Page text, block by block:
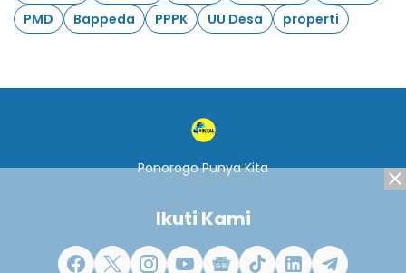
PMD
Bappeda PPPK UU Desa properti
Ponorogo Punya Kita
Ikuti Kami